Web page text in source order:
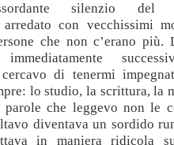
silenzio del
arredato con vecchissimi
che non c’erano più.
cercavo di tenermi
lo studio, la scrittura, la
che leggevo non le
diventava un sordido
in maniera ridicola